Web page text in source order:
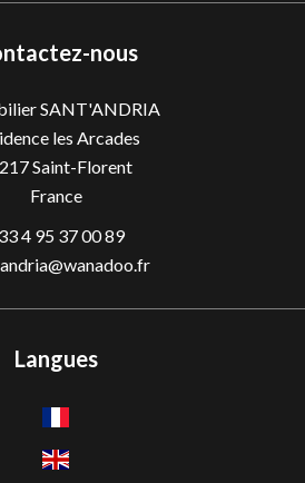
nous
SANT'ANDRIA
les Arcades
Saint-Florent
France
4 95 37 00 89
Langues